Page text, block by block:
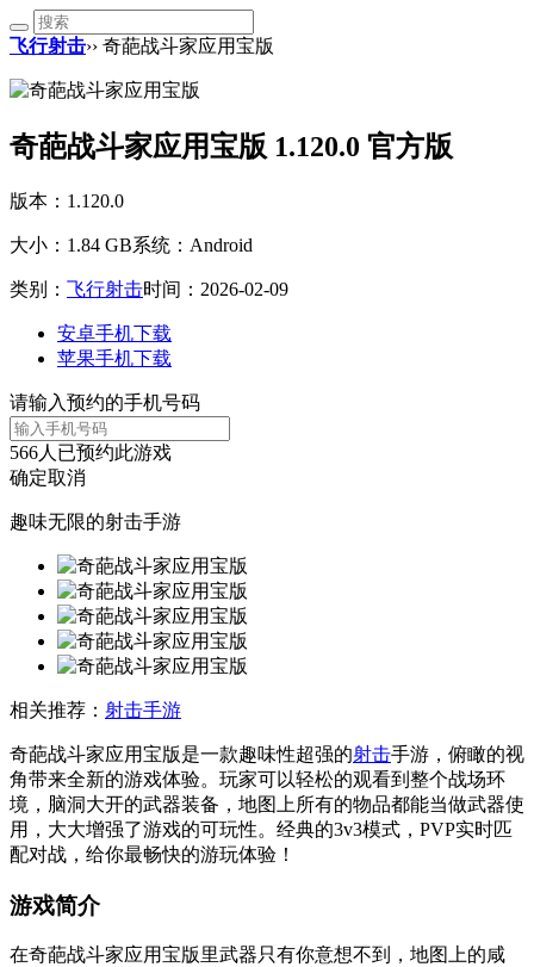
飞行射击›› 奇葩战斗家应用宝版
奇葩战斗家应用宝版 1.120.0 官方版
版本：1.120.0
大小：1.84 GB系统：Android
类别： 飞行射击时间：2026-02-09
安卓手机下载
苹果手机下载
请输入预约的手机号码
566人已预约此游戏
确定取消
趣味无限的射击手游
相关推荐： 射击手游
奇葩战斗家应用宝版是一款趣味性超强的射击手游，俯瞰的视
角带来全新的游戏体验。玩家可以轻松的观看到整个战场环
境，脑洞大开的武器装备，地图上所有的物品都能当做武器使
用，大大增强了游戏的可玩性。经典的3v3模式，PVP实时匹
配对战，给你最畅快的游玩体验！
游戏简介
在奇葩战斗家应用宝版里武器只有你意想不到，地图上的咸